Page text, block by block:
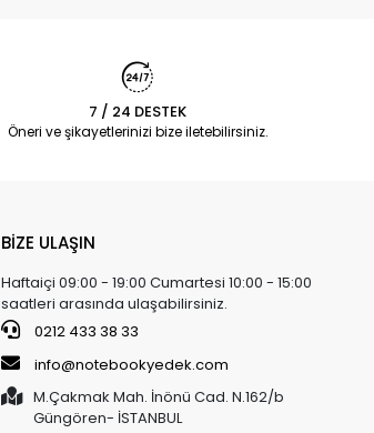
7 / 24 DESTEK
Öneri ve şikayetlerinizi bize iletebilirsiniz.
BİZE ULAŞIN
Haftaiçi 09:00 - 19:00 Cumartesi 10:00 - 15:00
saatleri arasında ulaşabilirsiniz.
0212 433 38 33
info@notebookyedek.com
M.Çakmak Mah. İnönü Cad. N.162/b
Güngören- İSTANBUL